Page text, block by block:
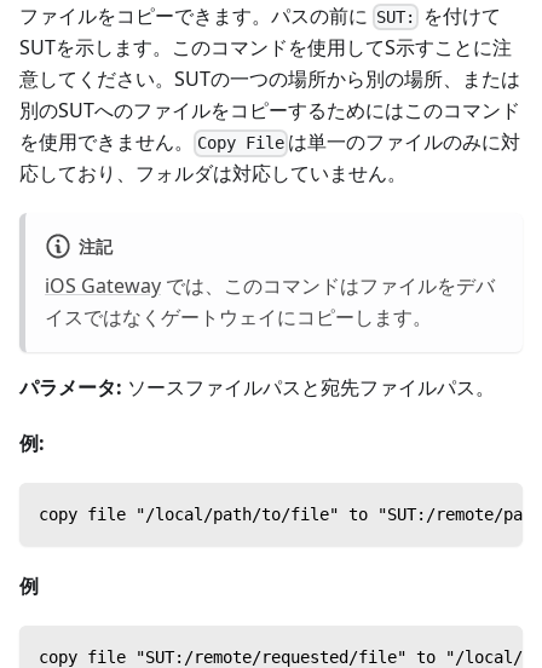
ファイルをコピーできます。パスの前に SUT:
を付けて
SUTを示します。このコマンドを使用してS示すことに注
意してください。SUTの一つの場所から別の場所、または
別のSUTへのファイルをコピーするためにはこのコマンド
を使用できません。
Copy File は単一のファイルのみに対
応しており、フォルダは対応していません。
注記
iOS Gateway では、このコマンドはファイルをデバ
イスではなくゲートウェイにコピーします。
パラメータ: ソースファイルパスと宛先ファイルパス。
例:
copy file "/local/path/to/file" to "SUT:/remote/path/
例
copy file "SUT:/remote/requested/file" to "/local/